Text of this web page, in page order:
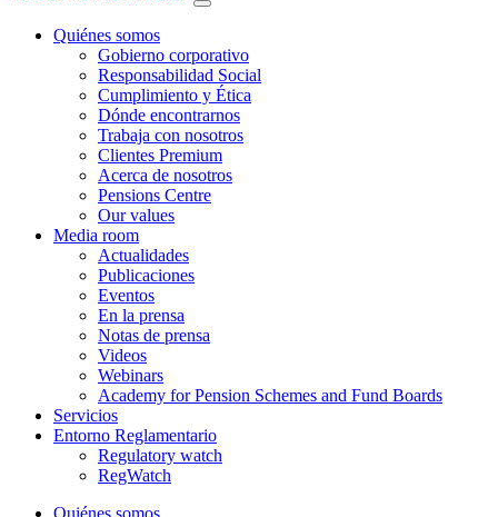
Quiénes somos
Gobierno corporativo
Responsabilidad Social
Cumplimiento y Ética
Dónde encontrarnos
Trabaja con nosotros
Clientes Premium
Acerca de nosotros
Pensions Centre
Our values
Media room
Actualidades
Publicaciones
Eventos
En la prensa
Notas de prensa
Videos
Webinars
Academy for Pension Schemes and Fund Boards
Servicios
Entorno Reglamentario
Regulatory watch
RegWatch